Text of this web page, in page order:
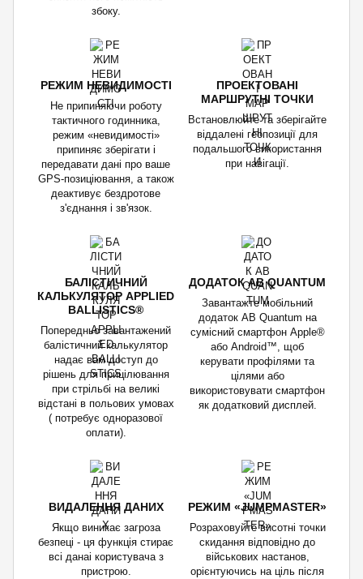
збоку.
РЕЖИМ НЕВИДИМОСТІ
Не припиняючи роботу
тактичного годинника,
режим «невидимості»
припиняє зберігати і
передавати дані про ваше
GPS-позиціювання, а також
деактивує бездротове
з'єднання і зв'язок.
ПРОЕКТОВАНІ
МАРШРУТНІ ТОЧКИ
Встановлюйте та зберігайте
віддалені геопозиції для
подальшого використання
при навігації.
БАЛІСТИЧНИЙ
КАЛЬКУЛЯТОР APPLIED
BALLISTICS®
Попередньо завантажений
балістичний калькулятор
надає вам доступ до
рішень для прицілювання
при стрільбі на великі
відстані в польових умовах
( потребує одноразової
оплати).
ДОДАТОК AB QUANTUM
Завантажте мобільний
додаток AB Quantum на
сумісний смартфон Apple®
або Android™, щоб
керувати профілями та
цілями або
використовувати смартфон
як додатковий дисплей.
ВИДАЛЕННЯ ДАНИХ
Якщо виникає загроза
безпеці - ця функція стирає
всі данаі користувача з
пристрою.
РЕЖИМ «JUMPMASTER»
Розраховуйте висотні точки
скидання відповідно до
військових настанов,
орієнтуючись на ціль після